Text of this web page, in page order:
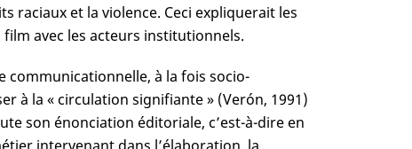
raciaux et la violence. Ceci expliquerait les
avec les acteurs institutionnels.
communicationnelle, à la fois socio-
à la « circulation signifiante » (Verón, 1991)
son énonciation éditoriale, c’est-à-dire en
intervenant dans l’élaboration, la